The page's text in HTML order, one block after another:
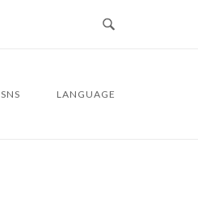
SNS LANGUAGE